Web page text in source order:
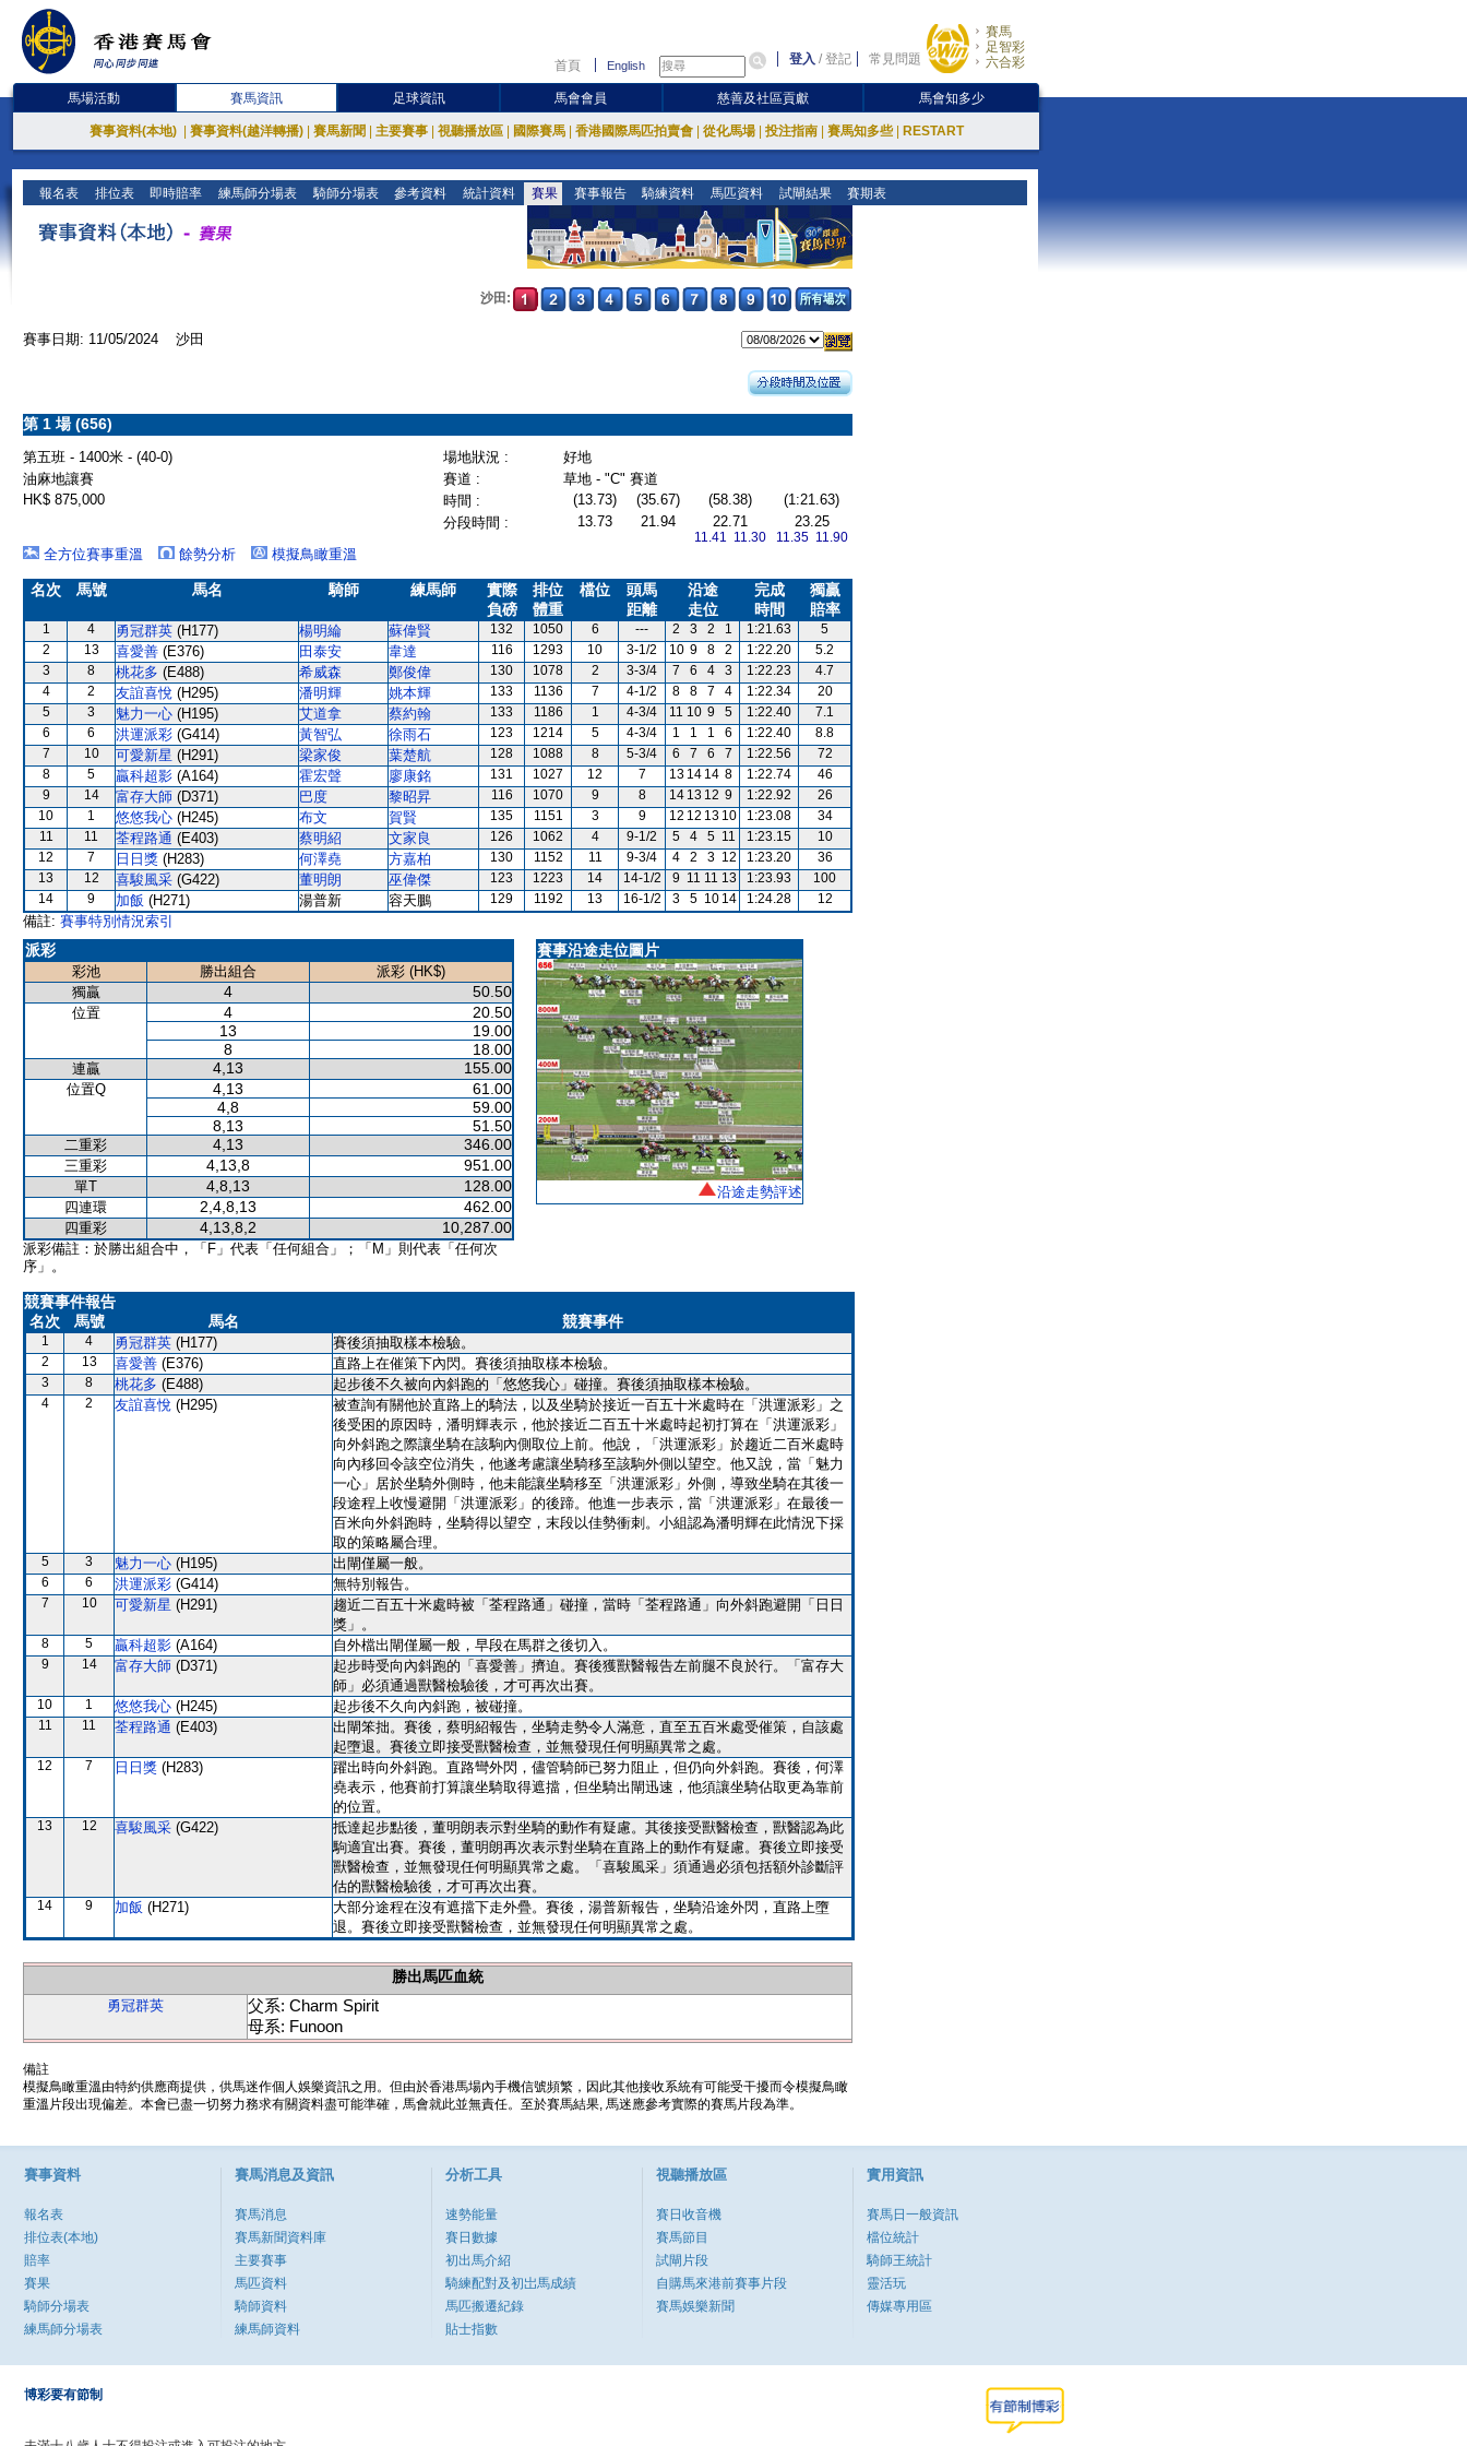
首頁 English 登入 /登記 常見問題
賽馬
足智彩
六合彩
馬場活動 賽馬資訊 足球資訊 馬會會員 慈善及社區貢獻 馬會知多少
賽事資料(本地) 賽事資料(越洋轉播) 賽馬新聞 主要賽事 視聽播放區 國際賽馬 香港國際馬匹拍賣會 從化馬場 投注指南 賽馬知多些 RESTART
報名表 排位表 即時賠率 練馬師分場表 騎師分場表 參考資料 統計資料 賽果 賽事報告 騎練資料 馬匹資料 試閘結果 賽期表
沙田:
賽事日期: 11/05/2024 沙田
第 1 場 (656)
第五班 - 1400米 - (40-0) 場地狀況 :
好地
油麻地讓賽
賽道 :
草地 - "C" 賽道
HK$ 875,000
時間 : (13.73) (35.67) (58.38)
(1:21.63)
分段時間 :
13.73 21.94 22.71
11.41 11.30
23.25
11.35 11.90
全方位賽事重溫 餘勢分析 模擬鳥瞰重溫
名次 馬號 馬名 騎師 練馬師
實際
負磅
排位
體重
檔位
頭馬
距離
沿途
走位
完成
時間
獨贏
賠率
1 4 勇冠群英 (H177) 楊明綸 蘇偉賢 132 1050 6 --- 2 3 2 1 1:21.63
5
2
13 喜愛善 (E376) 田泰安 韋達 116 1293 10 3-1/2 10 9 8 2 1:22.20
5.2
3
8 桃花多 (E488) 希威森 鄭俊偉 130 1078 2 3-3/4 7 6 4 3 1:22.23
4.7
4
2 友誼喜悅 (H295) 潘明輝 姚本輝 133 1136 7 4-1/2 8 8 7 4 1:22.34
20
5
3 魅力一心 (H195) 艾道拿 蔡約翰 133 1186 1 4-3/4 11 10 9 5 1:22.40
7.1
6
6 洪運派彩 (G414) 黃智弘 徐雨石 123 1214 5 4-3/4 1 1 1 6 1:22.40
8.8
7
10 可愛新星 (H291) 梁家俊 葉楚航 128 1088 8 5-3/4 6 7 6 7 1:22.56
72
8
5 贏科超影 (A164) 霍宏聲 廖康銘 131 1027 12 7 13 14 14 8 1:22.74
46
9
14 富存大師 (D371) 巴度 黎昭昇 116 1070 9 8 14 13 12 9 1:22.92
26
10
1 悠悠我心 (H245) 布文 賀賢 135 1151 3 9 12 12 13 10 1:23.08
34
11
11 荃程路通 (E403) 蔡明紹 文家良 126 1062 4 9-1/2 5 4 5 11 1:23.15
10
12
7 日日獎 (H283) 何澤堯 方嘉柏 130 1152 11 9-3/4 4 2 3 12 1:23.20
36
13
12 喜駿風采 (G422) 董明朗 巫偉傑 123 1223 14 14-1/2 9 11 11 13 1:23.93
100
14
9 加飯 (H271) 湯普新 容天鵬 129 1192 13 16-1/2 3 5 10 14 1:24.28 12
備註: 賽事特別情況索引
派彩
彩池 勝出組合
派彩 (HK$)
獨贏
4 50.50
位置 4
20.50
13
19.00
8
18.00
連贏 4,13 155.00
位置Q 4,13
61.00
4,8
59.00
8,13
51.50
二重彩 4,13 346.00
三重彩 4,13,8 951.00
單T 4,8,13 128.00
四連環 2,4,8,13 462.00
四重彩 4,13,8,2 10,287.00
派彩備註：於勝出組合中，「F」代表「任何組合」；「M」則代表「任何次
序」。
賽事沿途走位圖片
沿途走勢評述
競賽事件報告
名次
馬號 馬名 競賽事件
1 4 勇冠群英 (H177) 賽後須抽取樣本檢驗。
2 13 喜愛善 (E376) 直路上在催策下內閃。賽後須抽取樣本檢驗。
3 8 桃花多 (E488) 起步後不久被向內斜跑的「悠悠我心」碰撞。賽後須抽取樣本檢驗。
4 2 友誼喜悅 (H295)
被查詢有關他於直路上的騎法，以及坐騎於接近一百五十米處時在「洪運派彩」之
後受困的原因時，潘明輝表示，他於接近二百五十米處時起初打算在「洪運派彩」
向外斜跑之際讓坐騎在該駒內側取位上前。他說，「洪運派彩」於趨近二百米處時
向內移回令該空位消失，他遂考慮讓坐騎移至該駒外側以望空。他又說，當「魅力
一心」居於坐騎外側時，他未能讓坐騎移至「洪運派彩」外側，導致坐騎在其後一
段途程上收慢避開「洪運派彩」的後蹄。他進一步表示，當「洪運派彩」在最後一
百米向外斜跑時，坐騎得以望空，末段以佳勢衝刺。小組認為潘明輝在此情況下採
取的策略屬合理。
5 3 魅力一心 (H195) 出閘僅屬一般。
6 6 洪運派彩 (G414) 無特別報告。
7 10 可愛新星 (H291)
趨近二百五十米處時被「荃程路通」碰撞，當時「荃程路通」向外斜跑避開「日日
獎」。
8 5 贏科超影 (A164) 自外檔出閘僅屬一般，早段在馬群之後切入。
9 14 富存大師 (D371)
起步時受向內斜跑的「喜愛善」擠迫。賽後獲獸醫報告左前腿不良於行。「富存大
師」必須通過獸醫檢驗後，才可再次出賽。
10 1 悠悠我心 (H245) 起步後不久向內斜跑，被碰撞。
11 11 荃程路通 (E403)
出閘笨拙。賽後，蔡明紹報告，坐騎走勢令人滿意，直至五百米處受催策，自該處
起墮退。賽後立即接受獸醫檢查，並無發現任何明顯異常之處。
12 7 日日獎 (H283)
躍出時向外斜跑。直路彎外閃，儘管騎師已努力阻止，但仍向外斜跑。賽後，何澤
堯表示，他賽前打算讓坐騎取得遮擋，但坐騎出閘迅速，他須讓坐騎佔取更為靠前
的位置。
13 12 喜駿風采 (G422)
抵達起步點後，董明朗表示對坐騎的動作有疑慮。其後接受獸醫檢查，獸醫認為此
駒適宜出賽。賽後，董明朗再次表示對坐騎在直路上的動作有疑慮。賽後立即接受
獸醫檢查，並無發現任何明顯異常之處。「喜駿風采」須通過必須包括額外診斷評
估的獸醫檢驗後，才可再次出賽。
14 9 加飯 (H271)
大部分途程在沒有遮擋下走外疊。賽後，湯普新報告，坐騎沿途外閃，直路上墮
退。賽後立即接受獸醫檢查，並無發現任何明顯異常之處。
勝出馬匹血統
勇冠群英
父系: Charm Spirit
母系: Funoon
備註
模擬鳥瞰重溫由特約供應商提供，供馬迷作個人娛樂資訊之用。但由於香港馬場內手機信號頻繁，因此其他接收系統有可能受干擾而令模擬鳥瞰
重溫片段出現偏差。本會已盡一切努力務求有關資料盡可能準確，馬會就此並無責任。至於賽馬結果, 馬迷應參考實際的賽馬片段為準。
賽事資料
報名表
排位表(本地)
賠率
賽果
騎師分場表
練馬師分場表
賽馬消息及資訊
賽馬消息
賽馬新聞資料庫
主要賽事
馬匹資料
騎師資料
練馬師資料
分析工具
速勢能量
賽日數據
初出馬介紹
騎練配對及初岀馬成績
馬匹搬遷紀錄
貼士指數
視聽播放區
賽日收音機
賽馬節目
試閘片段
自購馬來港前賽事片段
賽馬娛樂新聞
實用資訊
賽馬日一般資訊
檔位統計
騎師王統計
靈活玩
傳媒專用區
博彩要有節制